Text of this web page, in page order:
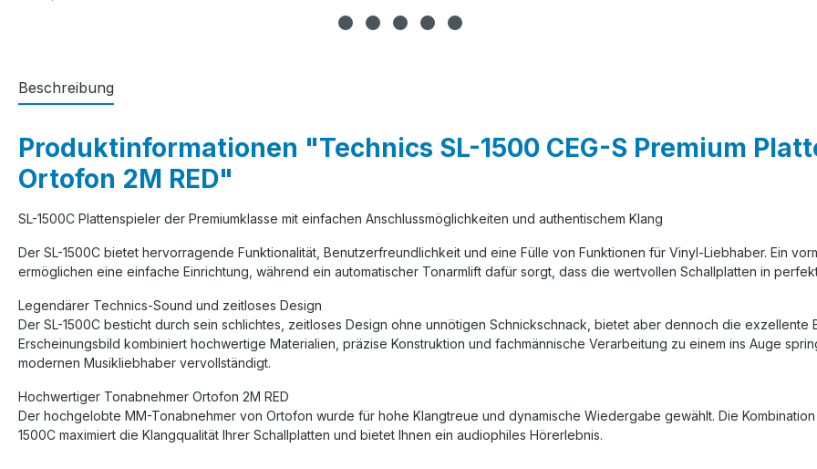
Beschreibung
Produktinformationen "Technics SL-1500 CEG-S Premium
Ortofon 2M RED"
SL-1500C Plattenspieler der Premiumklasse mit einfachen Anschlussmöglichkeiten und authentischem Klang
Der SL-1500C bietet hervorragende Funktionalität, Benutzerfreundlichkeit und eine Fülle von Funktionen für Vinyl-Liebhaber. Ein
ermöglichen eine einfache Einrichtung, während ein automatischer Tonarmlift dafür sorgt, dass die wertvollen Schallplatten in
Legendärer Technics-Sound und zeitloses Design
Der SL-1500C besticht durch sein schlichtes, zeitloses Design ohne unnötigen Schnickschnack, bietet aber dennoch die
Erscheinungsbild kombiniert hochwertige Materialien, präzise Konstruktion und fachmännische Verarbeitung zu einem ins Auge
modernen Musikliebhaber vervollständigt.
Hochwertiger Tonabnehmer Ortofon 2M RED
Der hochgelobte MM-Tonabnehmer von Ortofon wurde für hohe Klangtreue und dynamische Wiedergabe gewählt. Die
1500C maximiert die Klangqualität Ihrer Schallplatten und bietet Ihnen ein audiophiles Hörerlebnis.